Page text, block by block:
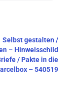
Selbst gestalten /
– Hinweisschild
/ Pakte in die
– 540519